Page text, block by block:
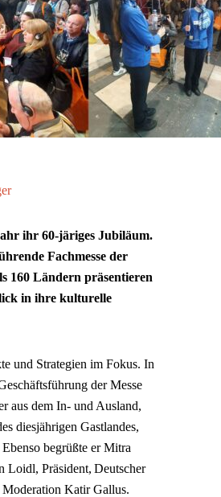
ihr 60-järiges Jubiläum.
Fachmesse der
160 Ländern präsentieren
in ihre kulturelle
und Strategien im Fokus. In
der Messe
aus dem In- und Ausland,
diesjährigen Gastlandes,
begrüßte er Mitra
Loidl, Präsident, Deutscher
Katir Gallus.